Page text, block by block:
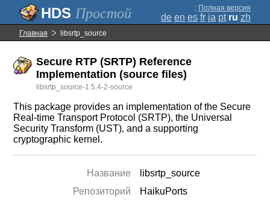
Простой ; Полная версия
de en es fr ja pt ru zh
Главная libsrtp_source
Secure RTP (SRTP) Reference
Implementation (source files)
libsrtp_source-1.5.4-2-source
This package provides an implementation of the Secure
Real-time Transport Protocol (SRTP), the Universal
Security Transform (UST), and a supporting
cryptographic kernel.
Название
libsrtp_source
Репозиторий
HaikuPorts